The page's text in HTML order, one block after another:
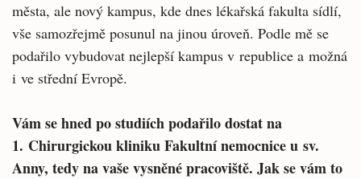
města, ale nový kampus, kde dnes lékařská fakulta sídlí,
vše samozřejmě posunul na jinou úroveň. Podle mě se
podařilo vybudovat nejlepší kampus v republice a možná
i ve střední Evropě.
Vám se hned po studiích podařilo dostat na
1. Chirurgickou kliniku Fakultní nemocnice u sv.
Anny, tedy na vaše vysněné pracoviště. Jak se vám to